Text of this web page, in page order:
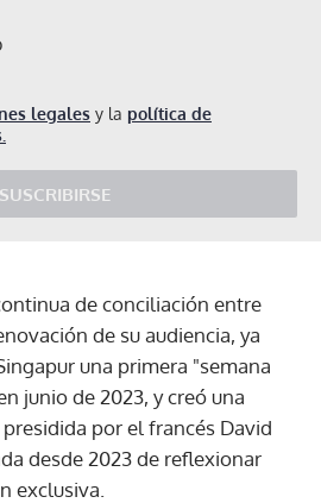
legales y la política de
SUSCRIBIRSE
de conciliación entre
de su audiencia, ya
una primera "semana
junio de 2023, y creó una
por el francés David
desde 2023 de reflexionar
exclusiva.